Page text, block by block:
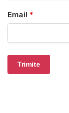
Email *